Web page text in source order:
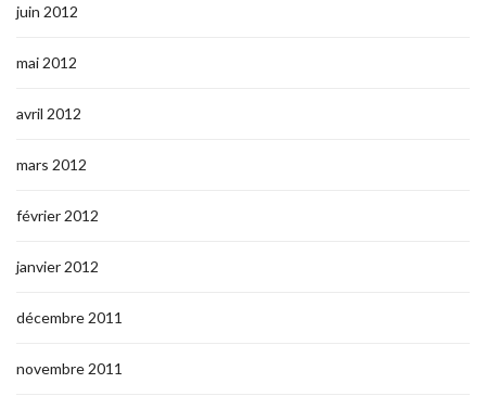
juin 2012
mai 2012
avril 2012
mars 2012
février 2012
janvier 2012
décembre 2011
novembre 2011